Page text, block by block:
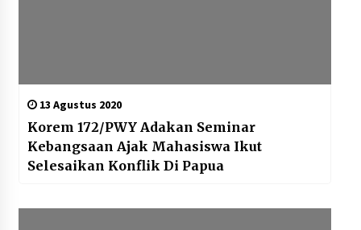
13 Agustus 2020
Korem 172/PWY Adakan Seminar
Kebangsaan Ajak Mahasiswa Ikut
Selesaikan Konflik Di Papua